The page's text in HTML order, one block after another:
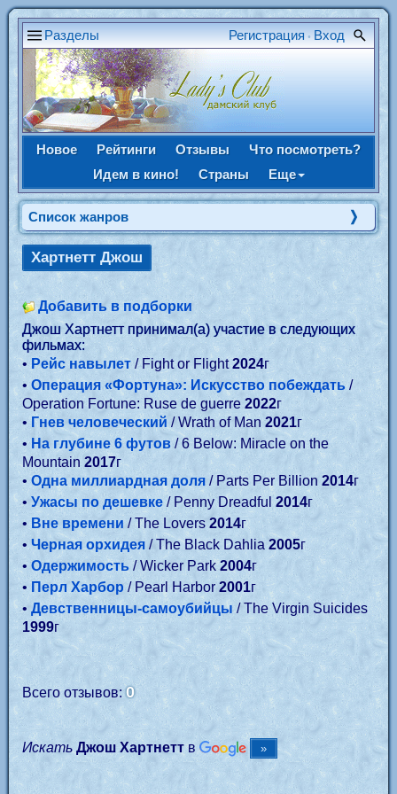
Разделы Регистрация • Вход
Новое Рейтинги Отзывы
Что посмотреть?
Идем в кино!
Страны Еще
Список жанров
Хартнетт Джош
Добавить в подборки
Джош Хартнетт принимал(а) участие в следующих
фильмах:
• Рейс навылет/ Fight or Flight2024г
• Операция «Фортуна»: Искусство побеждать /
Operation Fortune: Ruse de guerre 2022г
• Гнев человеческий / Wrath of Man 2021г
• На глубине 6 футов/ 6 Below: Miracle on the
Mountain 2017г
•Одна миллиардная доля / Parts Per Billion 2014г
• Ужасы по дешевке/ Penny Dreadful2014г
• Вне времени / The Lovers2014г
•Черная орхидея / The Black Dahlia 2005г
• Одержимость / Wicker Park2004г
•Перл Харбор / Pearl Harbor 2001г
• Девственницы-самоубийцы / The Virgin Suicides
1999г
Всего отзывов:0
Искать Джош Хартнеттв